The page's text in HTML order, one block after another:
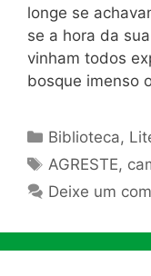
longe se
se a hora da
vi­nham todos
bosque imenso
Categorias
Biblioteca,
Tags
AGRESTE,
Deixe um